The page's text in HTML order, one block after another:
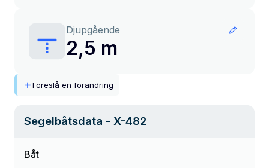
Djupgående
2,5 m
Föreslå en förändring
Segelbåtsdata - X-482
Båt